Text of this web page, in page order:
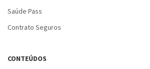
Saúde Pass
Contrato Seguros
CONTEÚDOS